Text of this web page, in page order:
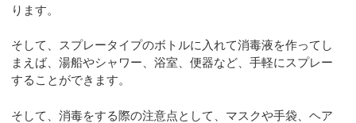
ります。
そして、スプレータイプのボトルに入れて消毒液を作ってし
まえば、湯船やシャワー、浴室、便器など、手軽にスプレー
することができます。
そして、消毒をする際の注意点として、マスクや手袋、ヘア